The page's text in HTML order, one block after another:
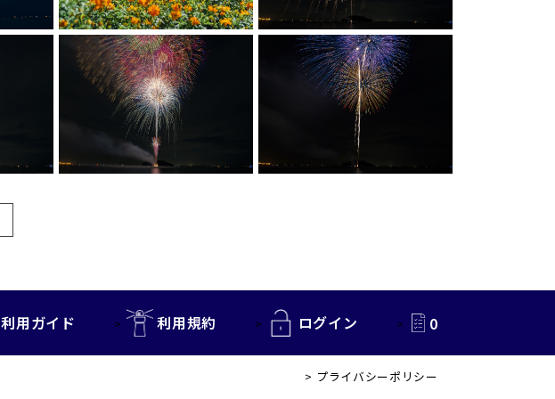
利用ガイド 利用規約 ログイン 0
プライバシーポリシー